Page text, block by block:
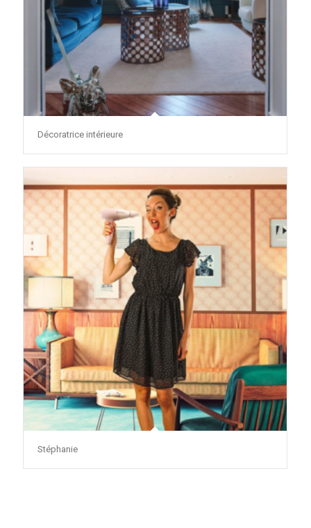
Décoratrice intérieure
Stéphanie